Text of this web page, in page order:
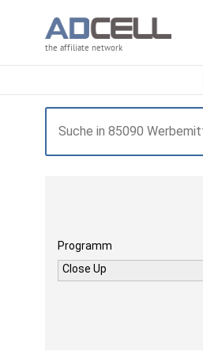
the affiliate network
Programm
Close Up